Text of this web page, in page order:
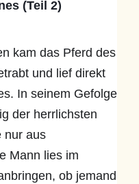
(Teil 2)
kam das Pferd des
und lief direkt
In seinem Gefolge
der herrlichsten
nur aus
Mann lies im
ob jemand